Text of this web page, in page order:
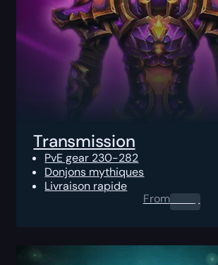
Transmission
PvE gear 230-282
Donjons mythiques
Livraison rapide
From0.00 $